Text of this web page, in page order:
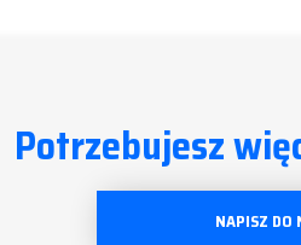
Potrzebujesz
NAPISZ DO